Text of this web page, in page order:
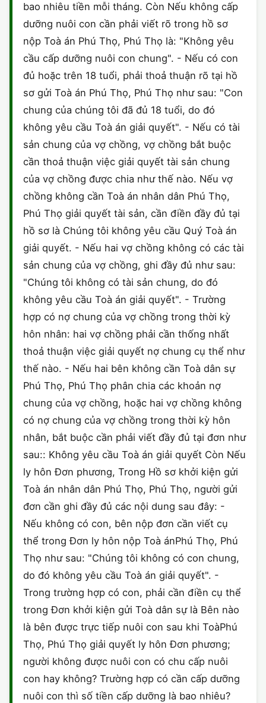
THUẾ VÀ KẾ TOÁN
CÔNG BỐ SẢN PHẨM
GIẤY PHÉP LAO ĐỘNG
CHỨNG NHẬN HACCP
bao nhiêu tiền mỗi tháng. Còn Nếu không cấp
dưỡng nuôi con cần phải viết rõ trong hồ sơ
nộp Toà án Phú Thọ, Phú Thọ là: "Không yêu
cầu cấp dưỡng nuôi con chung". - Nếu có con
đủ hoặc trên 18 tuổi, phải thoả thuận rõ tại hồ
sơ gửi Toà án Phú Thọ, Phú Thọ như sau: "Con
chung của chúng tôi đã đủ 18 tuổi, do đó
không yêu cầu Toà án giải quyết". - Nếu có tài
sản chung của vợ chồng, vợ chồng bắt buộc
cần thoả thuận việc giải quyết tài sản chung
của vợ chồng được chia như thế nào. Nếu vợ
chồng không cần Toà án nhân dân Phú Thọ,
Phú Thọ giải quyết tài sản, cần điền đầy đủ tại
hồ sơ là Chúng tôi không yêu cầu Quý Toà án
giải quyết. - Nếu hai vợ chồng không có các tài
sản chung của vợ chồng, ghi đầy đủ như sau:
"Chúng tôi không có tài sản chung, do đó
không yêu cầu Toà án giải quyết". - Trường
hợp có nợ chung của vợ chồng trong thời kỳ
hôn nhân: hai vợ chồng phải cần thống nhất
thoả thuận việc giải quyết nợ chung cụ thể như
thế nào. - Nếu hai bên không cần Toà dân sự
Phú Thọ, Phú Thọ phân chia các khoản nợ
chung của vợ chồng, hoặc hai vợ chồng không
có nợ chung của vợ chồng trong thời kỳ hôn
nhân, bắt buộc cần phải viết đầy đủ tại đơn như
sau:: Không yêu cầu Toà án giải quyết Còn Nếu
ly hôn Đơn phương, Trong Hồ sơ khởi kiện gửi
Toà án nhân dân Phú Thọ, Phú Thọ, người gửi
đơn cần ghi đầy đủ các nội dung sau đây: -
Nếu không có con, bên nộp đơn cần viết cụ
thể trong Đơn ly hôn nộp Toà ánPhú Thọ, Phú
Thọ như sau: "Chúng tôi không có con chung,
do đó không yêu cầu Toà án giải quyết". -
Trong trường hợp có con, phải cần điền cụ thể
trong Đơn khởi kiện gửi Toà dân sự là Bên nào
là bên được trực tiếp nuôi con sau khi ToàPhú
Thọ, Phú Thọ giải quyết ly hôn Đơn phương;
người không được nuôi con có chu cấp nuôi
con hay không? Trường hợp có cần cấp dưỡng
nuôi con thì số tiền cấp dưỡng là bao nhiêu?